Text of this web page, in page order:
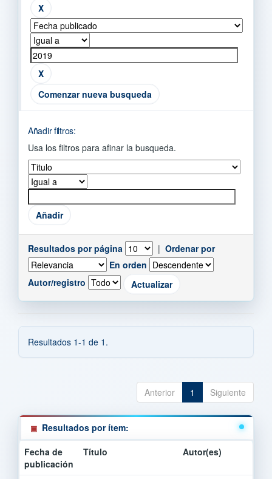
Comenzar nueva busqueda
Añadir filtros:
Usa los filtros para afinar la busqueda.
Resultados por página | Ordenar por
En orden
Autor/registro
Resultados 1-1 de 1.
Anterior 1 Siguiente
Resultados por ítem:
Fecha de
publicación
Título Autor(es)